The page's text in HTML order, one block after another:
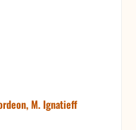
M. Ignatieff